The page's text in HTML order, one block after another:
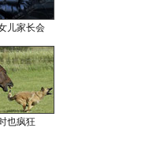
儿家长会
也疯狂